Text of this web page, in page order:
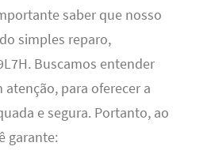
saber que nosso
simples reparo,
Buscamos entender
atenção, para oferecer a
e segura. Portanto, ao
garante: